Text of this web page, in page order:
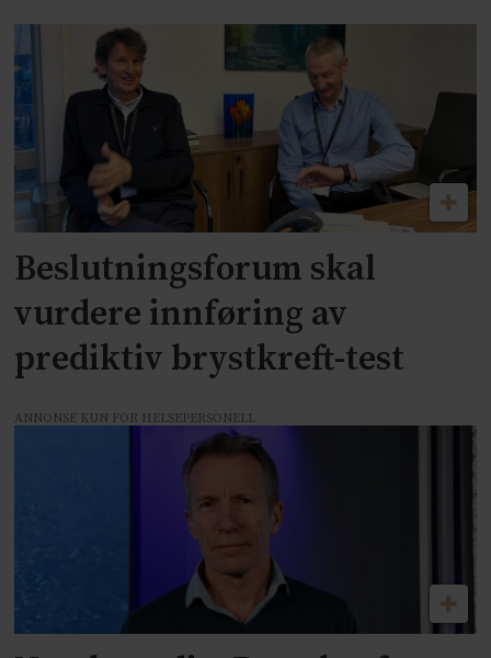
Beslutningsforum skal
vurdere innføring av
prediktiv brystkreft-test
ANNONSE KUN FOR HELSEPERSONELL